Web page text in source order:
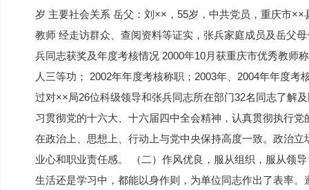
岁 主要社会关系 岳父：刘××，55岁，中共党员，重庆市
教师 经走访群众、查阅资料等证实，张兵家庭成员及岳父
兵同志获奖及年度考核情况 2000年10月获重庆市优秀教师
人三等功； 2002年年度考核称职；2003年、2004年年度
过对××局26位科级领导和张兵同志所在部门32名同志了解
习贯彻党的十六大、十六届四中全会精神，认真贯彻执行
在政治上、思想上、行动上与党中央保持高度一致。政治
业心和职业责任感。 （二）作风优良，服从组织，服从领
生活还是学习中，都能以身作则，为单位同志作出了表率